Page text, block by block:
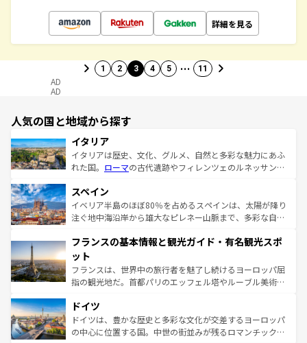
詳細を見る
1 2 3 4 5 … 11
AD
AD
人気の国と地域から探す
イタリア
イタリアは歴史、文化、グルメ、自然と多彩な魅力にあふ
れた国。 ローマの古代遺跡やフィレンツェのルネッサンス
ろん、トスカーナの美しい田園風景やアマルフィ海岸の絶
景など、自然景観も見逃せない。観光の合間には、本場の
ピザやパスタなど、絶品のイタリア料理を堪能することも
ませてくれるイタリアで、忘れられない旅をしてみよう！
なお、新着のイタリア情報は
しい。
スペイン
イベリア半島のほぼ80％を占めるスペインは、太陽が降り
注ぐ地中海沿岸から雄大なピレネー山脈まで、多彩な自然
文化が根付くこの国では、情熱的なフラメンコ、熱気あふ
れる闘牛、そして美味しいタパスが生活の一部となってい
る。首都マドリードの洗練された雰囲気や、バルセロナの
アートに溢れた街角から、地方では古代ローマ遺跡や中世
せる。地方によって風土や気候が異なるスペインはその個
性で訪れる人を魅了する。 なお、新着のスペイン情報は コ
ンテンツ一覧を参照してほしい。
フランスの基本情報と観光ガイド・有名観光スポ
ット
フランスは、世界中の旅行者を魅了し続けるヨーロッパ屈
指の観光地だ。首都パリのエッフェル塔やルーブル美術館
で、幅広い魅力が詰まっている。華麗な宮殿、歴史的な大
聖堂、美しいビーチ、そして豊かな自然が、訪れる者を心
から魅了する。また、フランスは美食の国としても知ら
ドイツ
ドイツは、豊かな歴史と多彩な文化が交差するヨーロッパ
の中心に位置する国。中世の街並みが残るロマンチック街